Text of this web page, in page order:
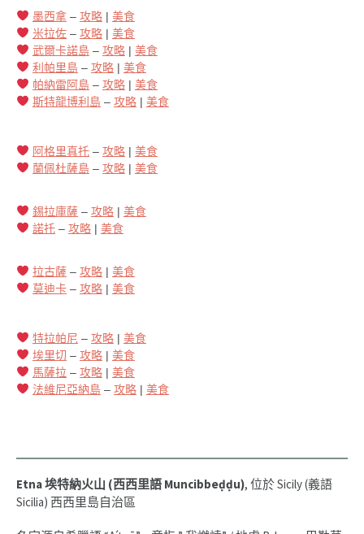
墨西拿– 攻略| 美食
米拉佐– 攻略| 美食
武爾卡諾島– 攻略| 美食
利帕里島– 攻略| 美食
帕納雷阿島– 攻略| 美食
斯特龍博利島– 攻略| 美食
阿格里真托– 攻略| 美食
蘭佩杜薩島– 攻略| 美食
錫拉庫薩– 攻略| 美食
諾托– 攻略| 美食
拉古薩– 攻略| 美食
莫迪卡– 攻略| 美食
特拉帕尼 – 攻略| 美食
埃里切 – 攻略| 美食
馬薩拉 – 攻略| 美食
法維尼亞納島– 攻略| 美食
Etna 埃特納火山 (西西里語 Muncibbeḍḍu), 位於 Sicily (義語
Sicilia) 西西里島自治區